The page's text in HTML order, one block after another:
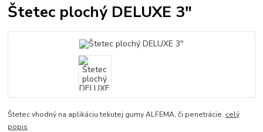
Štetec plochý DELUXE 3"
Štetec vhodný na aplikáciu tekutej gumy ALFEMA, či penetrácie. celý
popis